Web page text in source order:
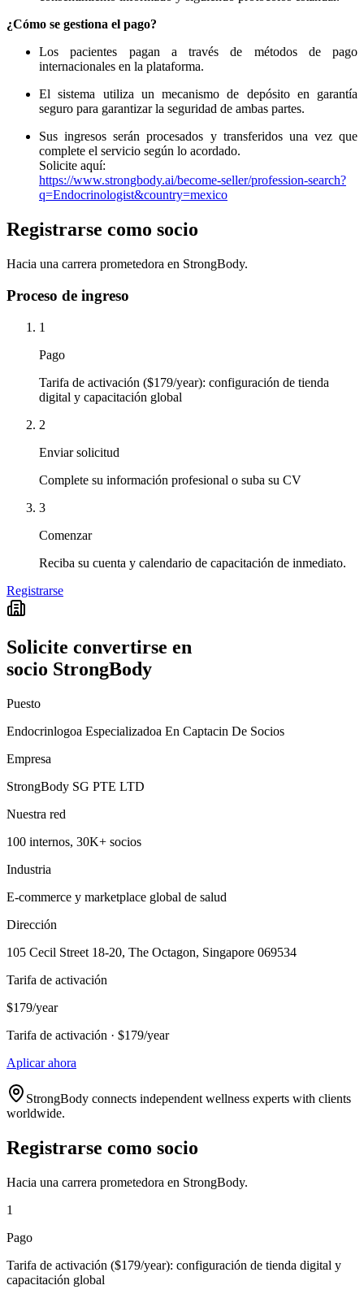
¿Cómo se gestiona el pago?
Los pacientes pagan a través de métodos de pago
internacionales en la plataforma.
El sistema utiliza un mecanismo de depósito en garantía
seguro para garantizar la seguridad de ambas partes.
Sus ingresos serán procesados ​​y transferidos una vez que
complete el servicio según lo acordado.
Solicite aquí:
https://www.strongbody.ai/become-seller/profession-search?
q=Endocrinologist&country=mexico
Registrarse como socio
Hacia una carrera prometedora en StrongBody.
Proceso de ingreso
1
Pago
Tarifa de activación ($179/year): configuración de tienda
digital y capacitación global
2
Enviar solicitud
Complete su información profesional o suba su CV
3
Comenzar
Reciba su cuenta y calendario de capacitación de inmediato.
Registrarse
Solicite convertirse en
socio StrongBody
Puesto
Endocrinlogoa Especializadoa En Captacin De Socios
Empresa
StrongBody SG PTE LTD
Nuestra red
100 internos, 30K+ socios
Industria
E-commerce y marketplace global de salud
Dirección
105 Cecil Street 18-20, The Octagon, Singapore 069534
Tarifa de activación
$179/year
Tarifa de activación · $179/year
Aplicar ahora
StrongBody connects independent wellness experts with clients
worldwide.
Registrarse como socio
Hacia una carrera prometedora en StrongBody.
1
Pago
Tarifa de activación ($179/year): configuración de tienda digital y
capacitación global